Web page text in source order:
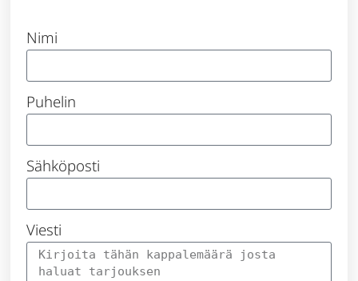
Nimi
Puhelin
Sähköposti
Viesti